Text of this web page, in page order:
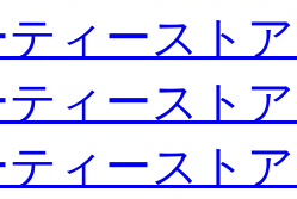
ィースト
ィースト
ィースト